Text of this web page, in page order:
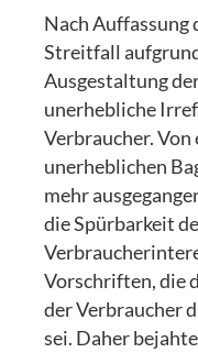
Nach Auffassung
Streitfall
Ausgestaltung
unerhebliche
Verbraucher.
unerheblichen
mehr
die Spürbarkeit
Vorschriften, die
der Verbraucher
sei. Daher